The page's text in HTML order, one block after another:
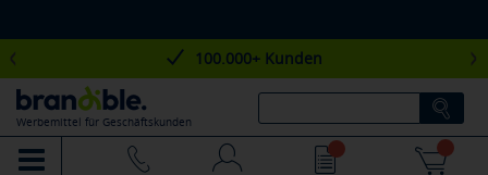
100.000+ Kunden
Werbemittel für Geschäftskunden